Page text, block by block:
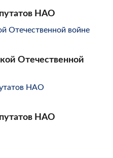
НАО
Отечественной
НАО